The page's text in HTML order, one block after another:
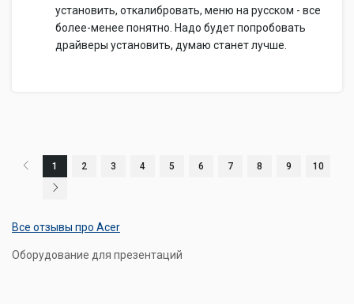
установить, откалибровать, меню на русском - все
более-менее понятно. Надо будет попробовать
драйверы установить, думаю станет лучше.
1 2 3 4 5 6 7 8 9 10
Все отзывы про Acer
Оборудование для презентаций